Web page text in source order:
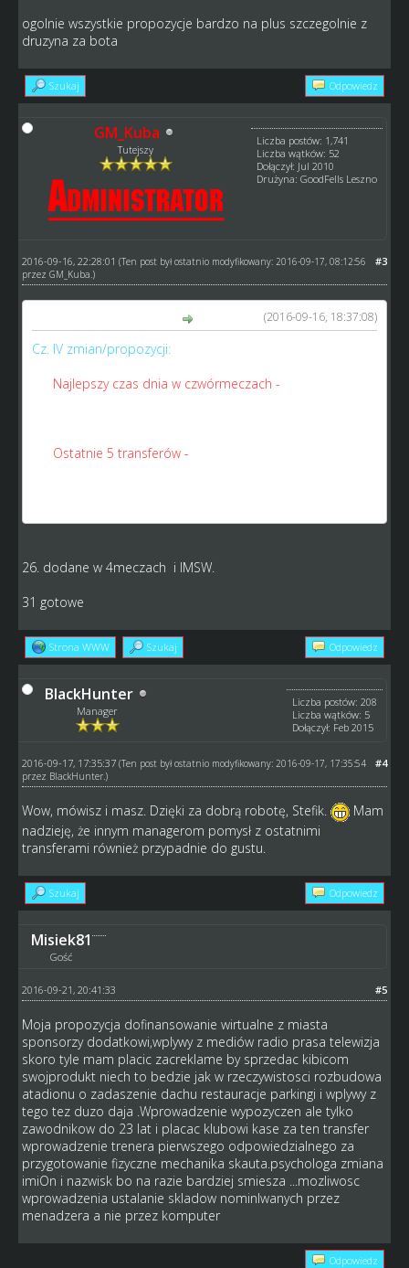
ogolnie wszystkie propozycje bardzo na plus szczegolnie z
druzyna za bota
Szukaj Odpowiedz
GM_Kuba
Tutejszy
Liczba postów: 1,741
Liczba wątków: 52
Dołączył: Jul 2010
Drużyna: GoodFells Leszno
#3
2016-09-16, 22:28:01 (Ten post był ostatnio modyfikowany: 2016-09-17, 08:12:56
przez GM_Kuba .)
(2016-09-16, 18:37:08)
Cz. IV zmian/propozycji:
Najlepszy czas dnia w czwórmeczach -
Ostatnie 5 transferów -
26. dodane w 4meczach i IMSW.
31 gotowe
Strona WWW Szukaj Odpowiedz
BlackHunter
Manager
Liczba postów: 208
Liczba wątków: 5
Dołączył: Feb 2015
#4
2016-09-17, 17:35:37 (Ten post był ostatnio modyfikowany: 2016-09-17, 17:35:54
przez BlackHunter.)
Wow, mówisz i masz. Dzięki za dobrą robotę, Stefik.
Mam
nadzieję, że innym managerom pomysł z ostatnimi
transferami również przypadnie do gustu.
Szukaj Odpowiedz
Misiek81
Gość
#5
2016-09-21, 20:41:33
Moja propozycja dofinansowanie wirtualne z miasta
sponsorzy dodatkowi,wplywy z mediów radio prasa telewizja
skoro tyle mam placic zacreklame by sprzedac kibicom
swojprodukt niech to bedzie jak w rzeczywistosci rozbudowa
atadionu o zadaszenie dachu restauracje parkingi i wplywy z
tego tez duzo daja .Wprowadzenie wypozyczen ale tylko
zawodnikow do 23 lat i placac klubowi kase za ten transfer
wprowadzenie trenera pierwszego odpowiedzialnego za
przygotowanie fizyczne mechanika skauta.psychologa zmiana
imiOn i nazwisk bo na razie bardziej smiesza ...mozliwosc
wprowadzenia ustalanie skladow nominlwanych przez
menadzera a nie przez komputer
Odpowiedz